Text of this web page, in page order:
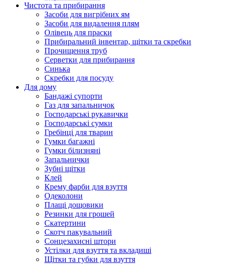
Чистота та прибирання
Засоби для вигрібних ям
Засоби для видалення плям
Олівець для праски
Прибиральний інвентар, щітки та скребки
Прочищення труб
Серветки для прибирання
Синька
Скребки для посуду
Для дому
Бандажі супорти
Газ для запальничок
Господарські рукавички
Господарські сумки
Гребінці для тварин
Гумки багажні
Гумки білизняні
Запальнички
Зубні щітки
Клей
Крему фарби для взуття
Одеколони
Плащі дощовики
Резинки для грошей
Скатертини
Скотч пакувальний
Сонцезахисні штори
Устілки для взуття та вкладиші
Щітки та губки для взуття